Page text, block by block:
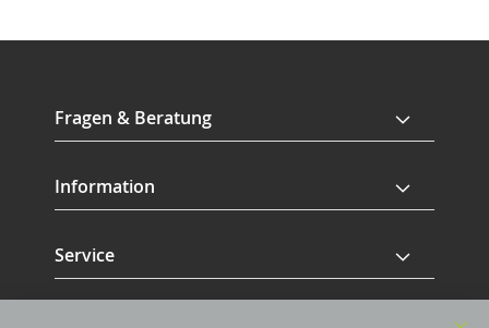
Fragen & Beratung
Information
Service